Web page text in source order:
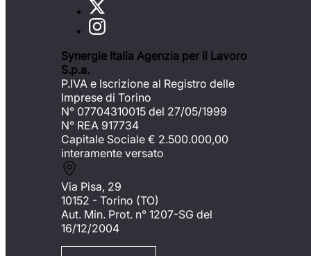
Synergie Italia Agenzia per il Lavoro
S.p.a.
P.IVA e Iscrizione al Registro delle
Imprese di Torino
N° 07704310015 del 27/05/1999
N° REA 917734
Capitale Sociale € 2.500.000,00
interamente versato
Via Pisa, 29
10152 - Torino (TO)
Aut. Min. Prot. n° 1207-SG del
16/12/2004